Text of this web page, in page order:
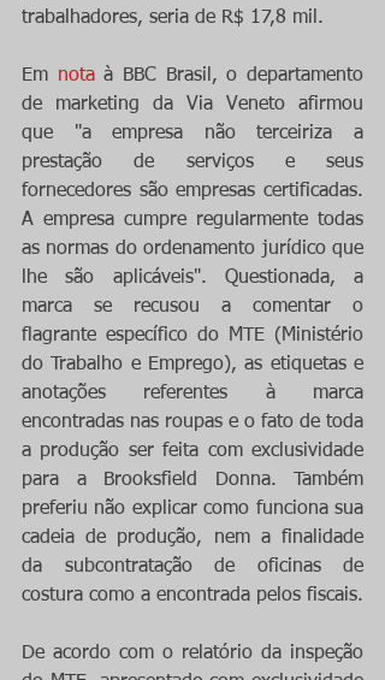
trabalhadores, seria de R$ 17,8 mil.
Em nota à BBC Brasil, o departamento
de marketing da Via Veneto afirmou
que "a empresa não terceiriza a
prestação de serviços e seus
fornecedores são empresas certificadas.
A empresa cumpre regularmente todas
as normas do ordenamento jurídico que
lhe são aplicáveis". Questionada, a
marca se recusou a comentar o
flagrante específico do MTE (Ministério
do Trabalho e Emprego), as etiquetas e
anotações referentes à marca
encontradas nas roupas e o fato de toda
a produção ser feita com exclusividade
para a Brooksfield Donna. Também
preferiu não explicar como funciona sua
cadeia de produção, nem a finalidade
da subcontratação de oficinas de
costura como a encontrada pelos fiscais.
De acordo com o relatório da inspeção